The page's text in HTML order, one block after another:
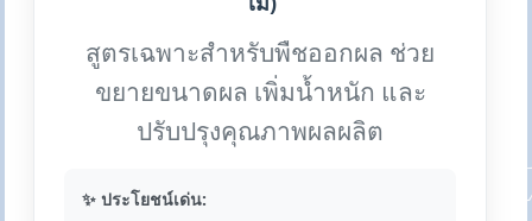
สูตรเฉพาะสำหรับพืชออกผล ช่วย
ขยายขนาดผล เพิ่มน้ำหนัก และ
ปรับปรุงคุณภาพผลผลิต
✨ ประโยชน์เด่น: